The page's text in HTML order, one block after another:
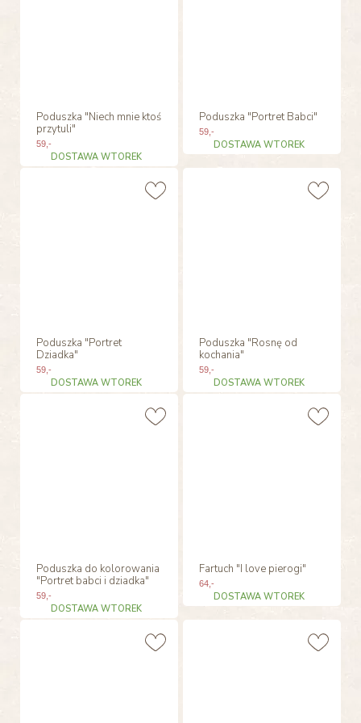
Poduszka "Niech mnie ktoś
przytuli"
59,-
DOSTAWA WTOREK
Poduszka "Portret Babci"
59 ,-
DOSTAWA WTOREK
Poduszka "Portret
Dziadka"
59,-
DOSTAWA WTOREK
Poduszka "Rosnę od
kochania"
59 ,-
DOSTAWA WTOREK
Poduszka do kolorowania
"Portret babci i dziadka"
59,-
DOSTAWA WTOREK
Fartuch "I love pierogi"
64 ,-
DOSTAWA WTOREK